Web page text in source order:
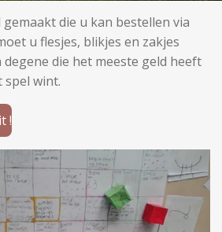
die u kan bestellen via
u flesjes, blikjes en zakjes
die het meeste geld heeft
spel wint.
!